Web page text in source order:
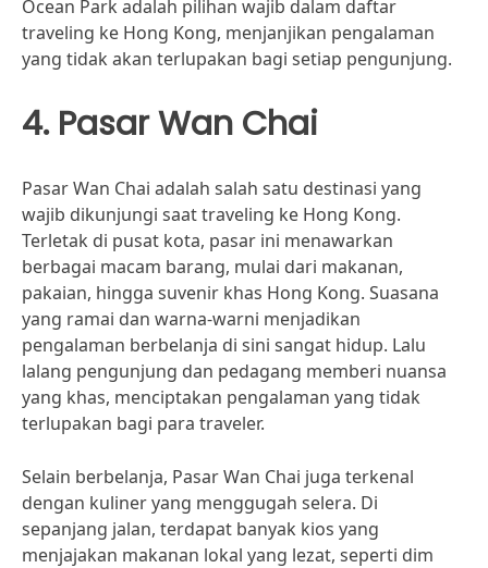
Ocean Park adalah pilihan wajib dalam daftar
traveling ke Hong Kong, menjanjikan pengalaman
yang tidak akan terlupakan bagi setiap pengunjung.
4. Pasar Wan Chai
Pasar Wan Chai adalah salah satu destinasi yang
wajib dikunjungi saat traveling ke Hong Kong.
Terletak di pusat kota, pasar ini menawarkan
berbagai macam barang, mulai dari makanan,
pakaian, hingga suvenir khas Hong Kong. Suasana
yang ramai dan warna-warni menjadikan
pengalaman berbelanja di sini sangat hidup. Lalu
lalang pengunjung dan pedagang memberi nuansa
yang khas, menciptakan pengalaman yang tidak
terlupakan bagi para traveler.
Selain berbelanja, Pasar Wan Chai juga terkenal
dengan kuliner yang menggugah selera. Di
sepanjang jalan, terdapat banyak kios yang
menjajakan makanan lokal yang lezat, seperti dim